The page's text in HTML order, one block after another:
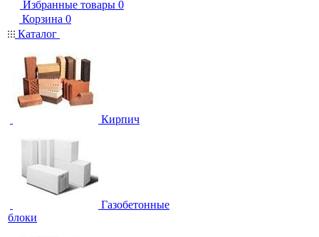
Избранные товары 0
Корзина 0
Каталог
Кирпич
Газобетонные
блоки